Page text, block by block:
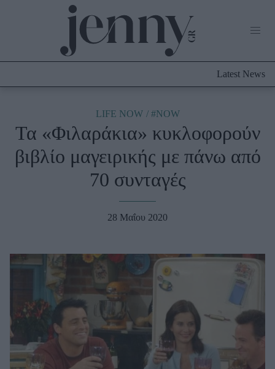
Culture
Fashion
Shopping
Beauty - Ομορφιά
Skincare
Μαλλιά - Νύχια
Beauty News
Well being
Ψυχολογία
Latest News
LIFE NOW #NOW
Τα «Φιλαράκια» κυκλοφορούν
βιβλίο μαγειρικής με πάνω από
70 συνταγές
28 Μαΐου 2020